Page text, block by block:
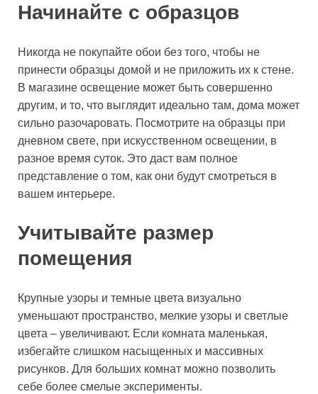
Начинайте с образцов
Никогда не покупайте обои без того, чтобы не
принести образцы домой и не приложить их к стене.
В магазине освещение может быть совершенно
другим, и то, что выглядит идеально там, дома может
сильно разочаровать. Посмотрите на образцы при
дневном свете, при искусственном освещении, в
разное время суток. Это даст вам полное
представление о том, как они будут смотреться в
вашем интерьере.
Учитывайте размер
помещения
Крупные узоры и темные цвета визуально
уменьшают пространство, мелкие узоры и светлые
цвета – увеличивают. Если комната маленькая,
избегайте слишком насыщенных и массивных
рисунков. Для больших комнат можно позволить
себе более смелые эксперименты.